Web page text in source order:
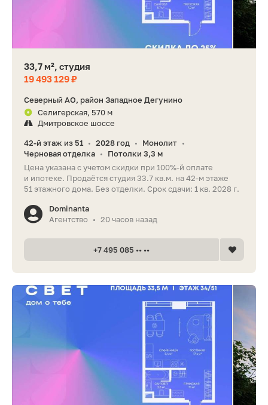
33,7 м², студия
19 493 129 ₽
Северный АО, район Западное Дегунино
Селигерская, 570 м
Дмитровское шоссе
42-й этаж из 51 • 2028 год • Монолит •
Черновая отделка •
Потолки 3,3 м
Цена указана с учетом скидки при 100%-й оплате
и ипотеке. Продаётся студия 33.7 кв.м. на 42-м этаже
51 этажного дома. Без отделки. Срок сдачи: 1 кв. 2028 г.
Dominanta
Агентство
• 20 часов назад
+7 495 085 •• ••